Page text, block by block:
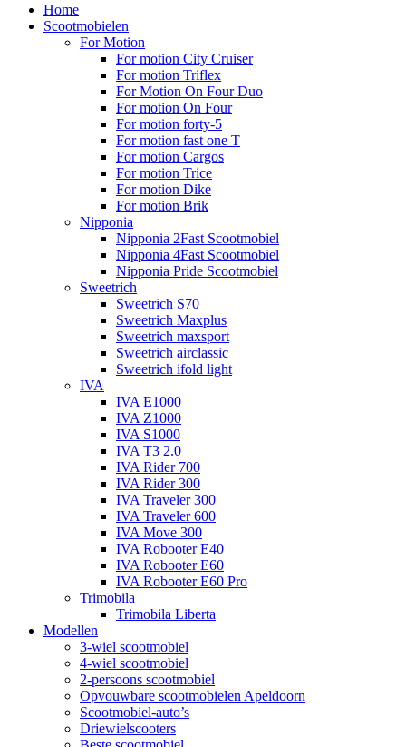
Home
Scootmobielen
For Motion
For motion City Cruiser
For motion Triflex
For Motion On Four Duo
For motion On Four
For motion forty-5
For motion fast one T
For motion Cargos
For motion Trice
For motion Dike
For motion Brik
Nipponia
Nipponia 2Fast Scootmobiel
Nipponia 4Fast Scootmobiel
Nipponia Pride Scootmobiel
Sweetrich
Sweetrich S70
Sweetrich Maxplus
Sweetrich maxsport
Sweetrich airclassic
Sweetrich ifold light
IVA
IVA E1000
IVA Z1000
IVA S1000
IVA T3 2.0
IVA Rider 700
IVA Rider 300
IVA Traveler 300
IVA Traveler 600
IVA Move 300
IVA Robooter E40
IVA Robooter E60
IVA Robooter E60 Pro
Trimobila
Trimobila Liberta
Modellen
3-wiel scootmobiel
4-wiel scootmobiel
2-persoons scootmobiel
Opvouwbare scootmobielen Apeldoorn
Scootmobiel-auto’s
Driewielscooters